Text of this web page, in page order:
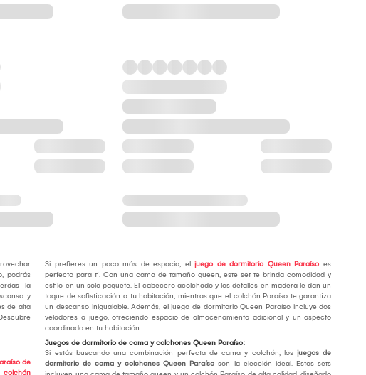
podrás
la
y
de alta
de
colchón
Si prefieres un poco más de espacio, eljuego de dormitorio Queen Paraíso es
perfecto para ti. Con una cama de tamaño queen, este set te brinda comodidad y
estilo en un solo paquete. El cabecero acolchado y los detalles en madera le dan un
toque de sofisticación a tu habitación, mientras que el colchón Paraíso te garantiza
un descanso inigualable. Además, el juego de dormitorio Queen Paraíso incluye dos
veladores a juego, ofreciendo espacio de almacenamiento adicional y un aspecto
coordinado en tu habitación.
Juegos de dormitorio de cama y colchones Queen Paraíso:
Si estás buscando una combinación perfecta de cama y colchón, losjuegos de
dormitorio de cama y colchones Queen Paraíso son la elección ideal. Estos sets